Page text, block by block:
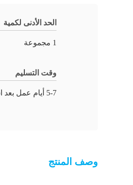
الحد الأدنى لكمية
1 مجموعة
وقت التسليم
5-7 أيام عمل بعد استلام الدفعات المقدمة
وصف المنتج